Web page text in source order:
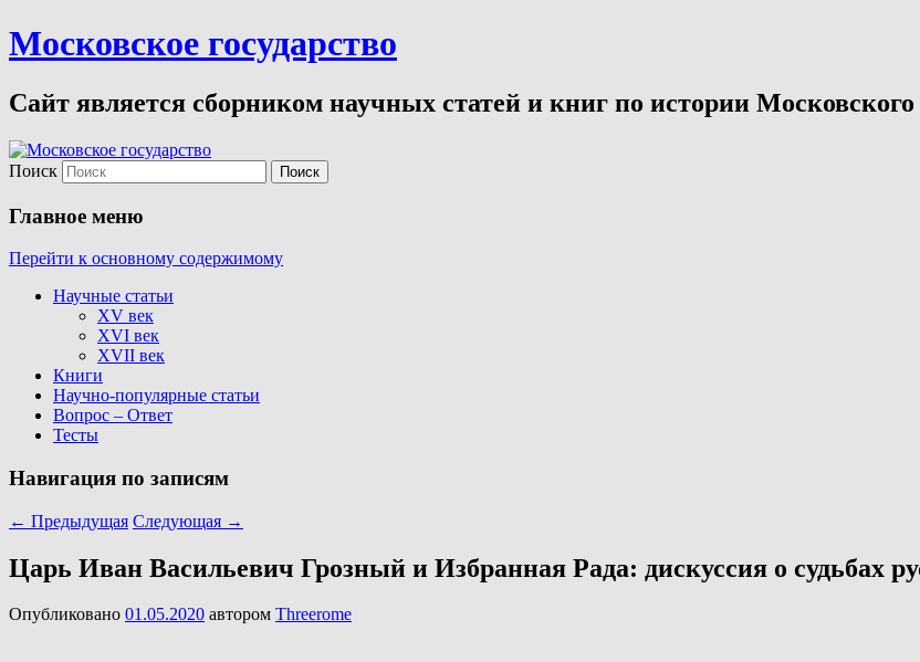
Московское государство
Сайт является сборником научных статей и книг по истории
Поиск
Главное меню
Перейти к основному содержимому
Научные статьи
XV век
XVI век
XVII век
Книги
Научно-популярные статьи
Вопрос – Ответ
Тесты
Навигация по записям
← Предыдущая Следующая →
Царь Иван Васильевич Грозный и Избранная Рада: дискуссия о судьбах
Опубликовано 01.05.2020 автором Threerome